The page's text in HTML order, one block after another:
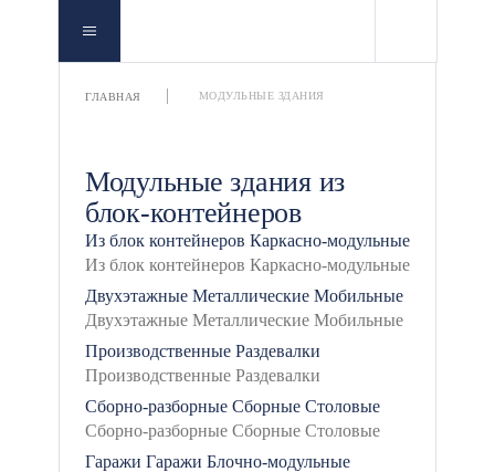
ГЛАВНАЯ МОДУЛЬНЫЕ ЗДАНИЯ
Модульные здания из
блок-контейнеров
Из блок контейнеров Каркасно-модульные
Двухэтажные Металлические Мобильные
Производственные Раздевалки
Сборно-разборные Сборные Столовые
Гаражи Гаражи Блочно-модульные